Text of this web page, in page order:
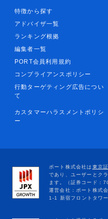
特徴から探す
アドバイザ一覧
ランキング根拠
編集者一覧
PORT会員利用規約
コンプライアンスポリシー
行動ターゲティング広告につい
て
カスタマーハラスメントポリシ
ー